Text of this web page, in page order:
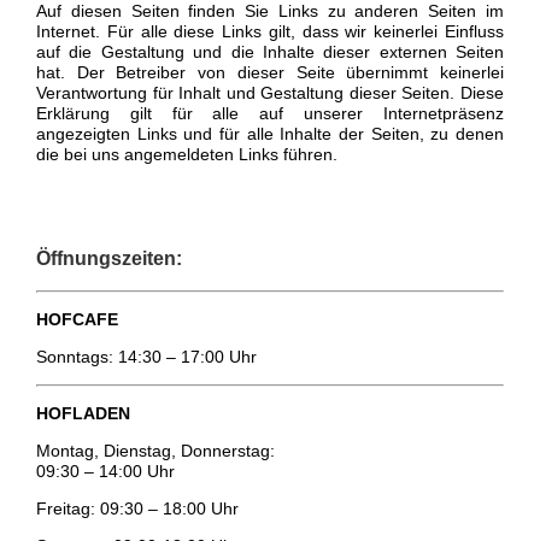
Auf diesen Seiten finden Sie Links zu anderen Seiten im
Internet. Für alle diese Links gilt, dass wir keinerlei Einfluss
auf die Gestaltung und die Inhalte dieser externen Seiten
hat. Der Betreiber von dieser Seite übernimmt keinerlei
Verantwortung für Inhalt und Gestaltung dieser Seiten. Diese
Erklärung gilt für alle auf unserer Internetpräsenz
angezeigten Links und für alle Inhalte der Seiten, zu denen
die bei uns angemeldeten Links führen.
Öffnungszeiten:
HOFCAFE
Sonntags: 14:30 – 17:00 Uhr
HOFLADEN
Montag, Dienstag, Donnerstag:
09:30 – 14:00 Uhr
Freitag: 09:30 – 18:00 Uhr